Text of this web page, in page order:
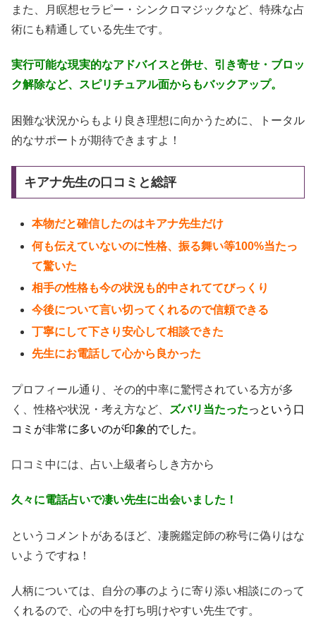
また、月瞑想セラピー・シンクロマジックなど、特殊な占
術にも精通している先生です。
実行可能な現実的なアドバイスと併せ、引き寄せ・ブロッ
ク解除など、スピリチュアル面からもバックアップ。
困難な状況からもより良き理想に向かうために、トータル
的なサポートが期待できますよ！
キアナ先生の口コミと総評
本物だと確信したのはキアナ先生だけ
何も伝えていないのに性格、振る舞い等100%当たっ
て驚いた
相手の性格も今の状況も的中されててびっくり
今後について言い切ってくれるので信頼できる
丁寧にして下さり安心して相談できた
先生にお電話して心から良かった
プロフィール通り、その的中率に驚愕されている方が多
く、性格や状況・考え方など、
ズバリ当たったっという口
コミが非常に多いのが印象的でした。
口コミ中には、占い上級者らしき方から
久々に電話占いで凄い先生に出会いました！
というコメントがあるほど、凄腕鑑定師の称号に偽りはな
いようですね！
人柄については、自分の事のように寄り添い相談にのって
くれるので、心の中を打ち明けやすい先生です。